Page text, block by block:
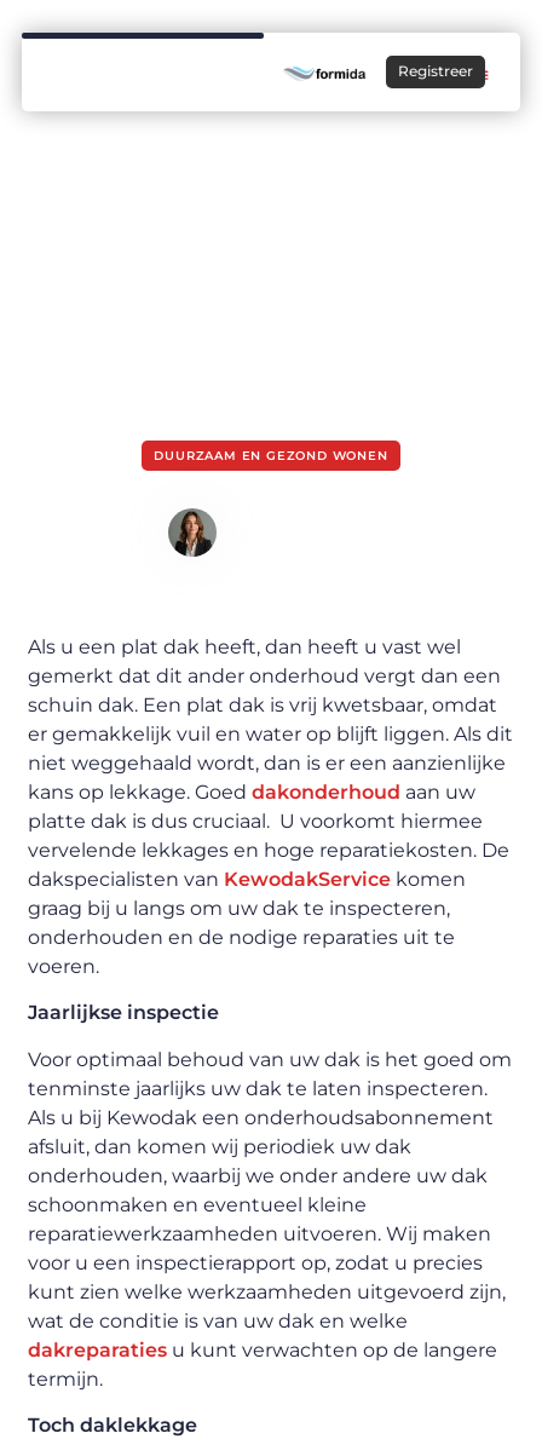
Registreer
DUURZAAM EN GEZOND WONEN
Als u een plat dak heeft, dan heeft u vast wel
gemerkt dat dit ander onderhoud vergt dan een
schuin dak. Een plat dak is vrij kwetsbaar, omdat
er gemakkelijk vuil en water op blijft liggen. Als dit
niet weggehaald wordt, dan is er een aanzienlijke
kans op lekkage. Goeddakonderhoud aan uw
platte dak is dus cruciaal. U voorkomt hiermee
vervelende lekkages en hoge reparatiekosten. De
dakspecialisten van KewodakService komen
graag bij u langs om uw dak te inspecteren,
onderhouden en de nodige reparaties uit te
voeren.
Jaarlijkse inspectie
Voor optimaal behoud van uw dak is het goed om
tenminste jaarlijks uw dak te laten inspecteren.
Als u bij Kewodak een onderhoudsabonnement
afsluit, dan komen wij periodiek uw dak
onderhouden, waarbij we onder andere uw dak
schoonmaken en eventueel kleine
reparatiewerkzaamheden uitvoeren. Wij maken
voor u een inspectierapport op, zodat u precies
kunt zien welke werkzaamheden uitgevoerd zijn,
wat de conditie is van uw dak en welke
dakreparaties u kunt verwachten op de langere
termijn.
Toch daklekkage